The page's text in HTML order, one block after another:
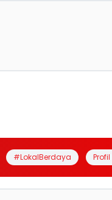
#LokalBerdaya